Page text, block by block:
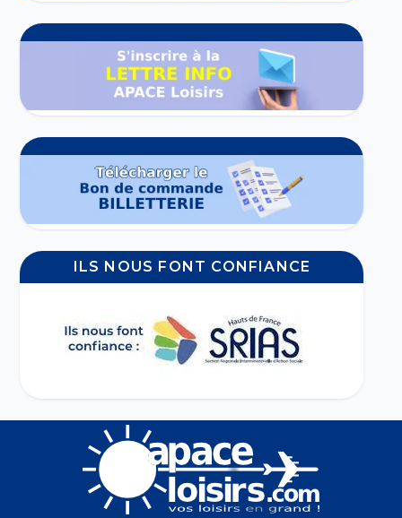
ILS NOUS FONT CONFIANCE